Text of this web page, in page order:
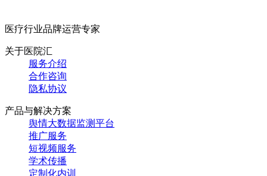
医疗行业品牌运营专家
关于医院汇
服务介绍
合作咨询
隐私协议
产品与解决方案
舆情大数据监测平台
推广服务
短视频服务
学术传播
定制化内训